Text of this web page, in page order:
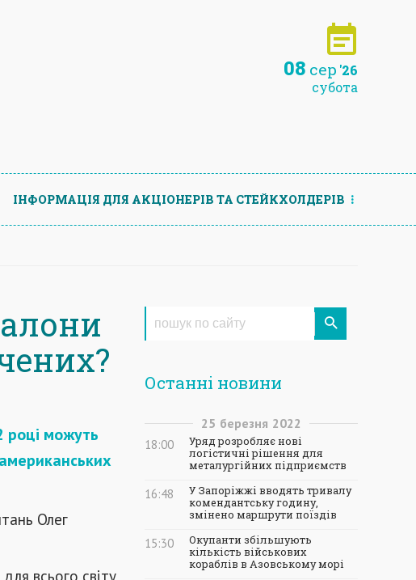
08 сер '26
субота
ІНФОРМАЦIЯ ДЛЯ АКЦIОНЕРIВ ТА СТЕЙКХОЛДЕРIВ
році можуть
Олег
всього світу
Останні новини
25 березня 2022
18:00
Уряд розробляє нові
логістичні рішення для
металургійних підприємств
16:48
У Запоріжжі вводять тривалу
комендантську годину,
змінено маршрути поїздів
15:30
Окупанти збільшують
кількість військових
кораблів в Азовському морі